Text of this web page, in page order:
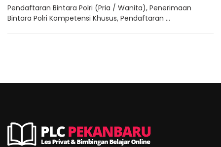
Pendaftaran Bintara Polri (Pria / Wanita), Penerimaan
Bintara Polri Kompetensi Khusus, Pendaftaran ...